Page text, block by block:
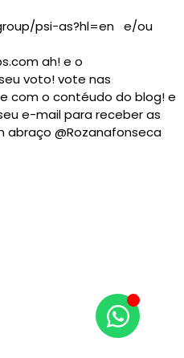
psi-as?hl=en e/ou
ah! e o
voto! vote nas
com o contéudo do blog! e
e-mail para receber as
abraço @Rozanafonseca